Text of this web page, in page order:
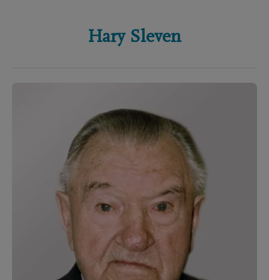
Hary Sleven